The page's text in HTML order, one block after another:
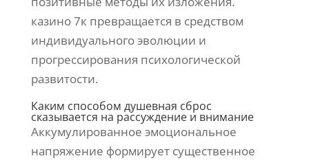
казино 7к превращается в средством
индивидуального эволюции и
прогрессирования психологической
развитости.
Каким способом душевная сброс
сказывается на рассуждение и внимание
Аккумулированное эмоциональное
напряжение формирует существенное